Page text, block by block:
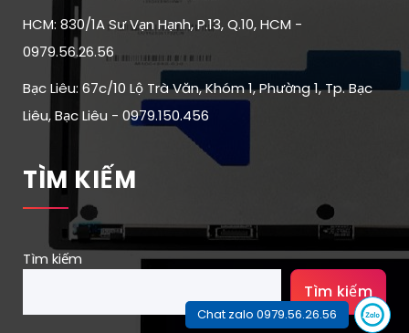
HCM: 830/1A Sư Vạn Hạnh, P.13, Q.10, HCM -
0979.56.26.56
Bạc Liêu: 67c/10 Lộ Trà Văn, Khóm 1, Phường 1, Tp. Bạc
Liêu, Bạc Liêu - 0979.150.456
TÌM KIẾM
Tìm kiếm
Tìm kiếm
Chat zalo 0979.56.26.56